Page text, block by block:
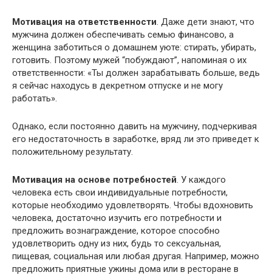
Мотивация на ответственности. Даже дети знают, что
мужчина должен обеспечивать семью финансово, а
женщина заботиться о домашнем уюте: стирать, убирать,
готовить. Поэтому мужей “побуждают”, напоминая о их
ответственности: «Ты должен зарабатывать больше, ведь
я сейчас находусь в декретном отпуске и не могу
работать».
Однако, если постоянно давить на мужчину, подчеркивая
его недостаточность в заработке, вряд ли это приведет к
положительному результату.
Мотивация на основе потребностей. У каждого
человека есть свои индивидуальные потребности,
которые необходимо удовлетворять. Чтобы вдохновить
человека, достаточно изучить его потребности и
предложить вознаграждение, которое способно
удовлетворить одну из них, будь то сексуальная,
пищевая, социальная или любая другая. Например, можно
предложить приятные ужины дома или в ресторане в